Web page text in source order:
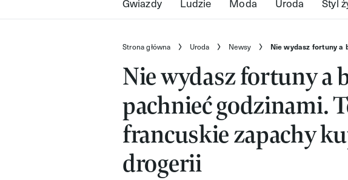
Strona główna Uroda Newsy Nie wydasz fortuny a
Nie wydasz fortuny a
pachnieć godzinami.
francuskie zapachy
drogerii